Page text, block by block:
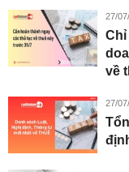
27/
Chỉ
về
27/